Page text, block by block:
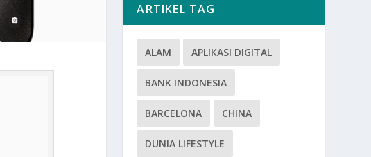
ARTIKEL TAG
ALAM APLIKASI DIGITAL
BANK INDONESIA
BARCELONA CHINA
DUNIA LIFESTYLE